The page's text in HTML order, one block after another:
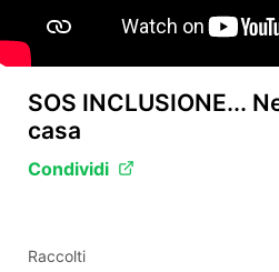
SOS INCLUSIONE...
casa
Condividi
Raccolti